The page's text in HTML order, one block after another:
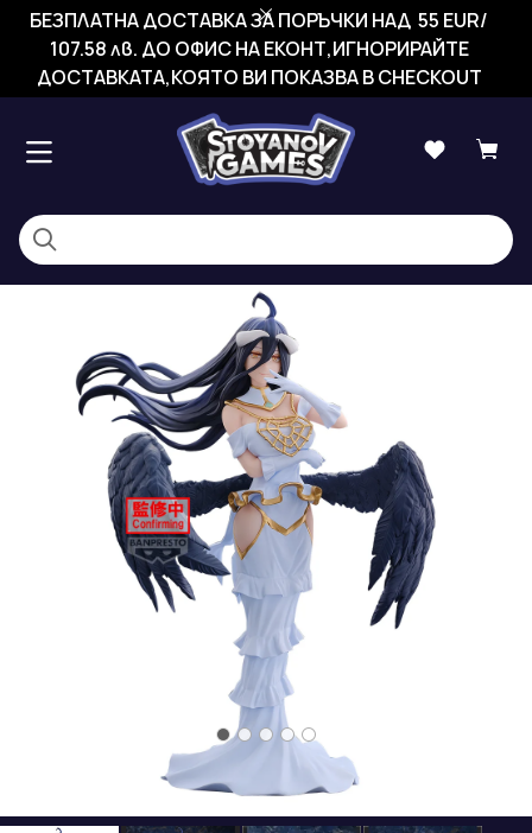
БЕЗПЛАТНА ДОСТАВКА ЗА ПОРЪЧКИ НАД 55 EUR/
107.58 лв. ДО ОФИС НА ЕКОНТ,ИГНОРИРАЙТЕ
ДОСТАВКАТА,КОЯТО ВИ ПОКАЗВА В CHECKOUT